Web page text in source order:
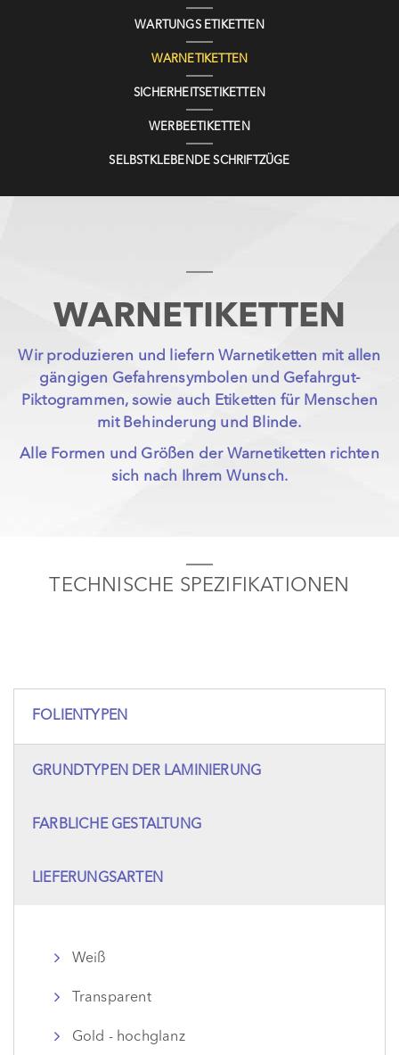
WARTUNGS ETIKETTEN
WARNETIKETTEN
SICHERHEITSETIKETTEN
WERBEETIKETTEN
SELBSTKLEBENDE SCHRIFTZÜGE
WARNETIKETTEN
Wir produzieren und liefern Warnetiketten mit allen
gängigen Gefahrensymbolen und Gefahrgut-
Piktogrammen, sowie auch Etiketten für Menschen
mit Behinderung und Blinde.
Alle Formen und Größen der Warnetiketten richten
sich nach Ihrem Wunsch.
TECHNISCHE SPEZIFIKATIONEN
FOLIENTYPEN
GRUNDTYPEN DER LAMINIERUNG
FARBLICHE GESTALTUNG
LIEFERUNGSARTEN
Weiß
Transparent
Gold - hochglanz